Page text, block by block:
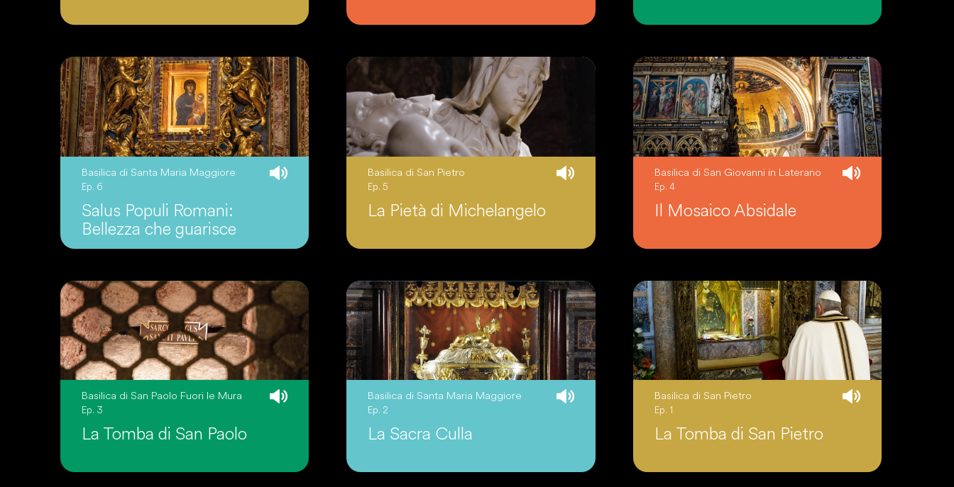
Basilica di Santa Maria Maggiore
Ep. 6
Salus Populi Romani:
Bellezza che guarisce
Basilica di San Pietro
Ep. 5
La Pietà di Michelangelo
Basilica di San Giovanni in Laterano
Ep. 4
Il Mosaico Absidale
Basilica di San Paolo Fuori le Mura
Ep. 3
La Tomba di San Paolo
Basilica di Santa Maria Maggiore
Ep. 2
La Sacra Culla
Basilica di San Pietro
Ep. 1
La Tomba di San Pietro